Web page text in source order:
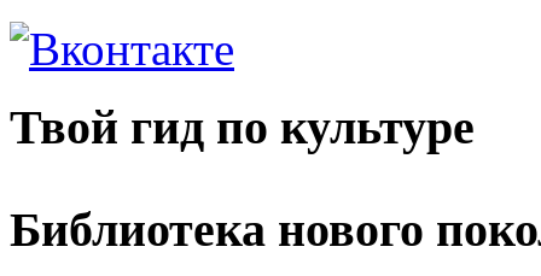
Твой гид по культуре
Библиотека нового